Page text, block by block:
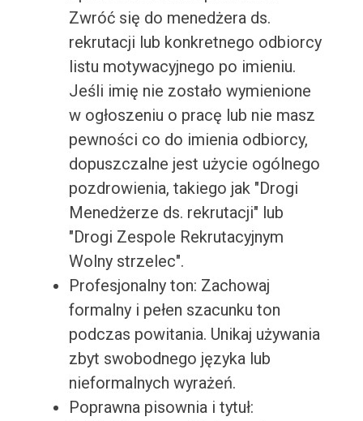
Zwróć się do menedżera ds.
rekrutacji lub konkretnego odbiorcy
listu motywacyjnego po imieniu.
Jeśli imię nie zostało wymienione
w ogłoszeniu o pracę lub nie masz
pewności co do imienia odbiorcy,
dopuszczalne jest użycie ogólnego
pozdrowienia, takiego jak "Drogi
Menedżerze ds. rekrutacji" lub
"Drogi Zespole Rekrutacyjnym
Wolny strzelec".
Profesjonalny ton: Zachowaj
formalny i pełen szacunku ton
podczas powitania. Unikaj używania
zbyt swobodnego języka lub
nieformalnych wyrażeń.
Poprawna pisownia i tytuł: